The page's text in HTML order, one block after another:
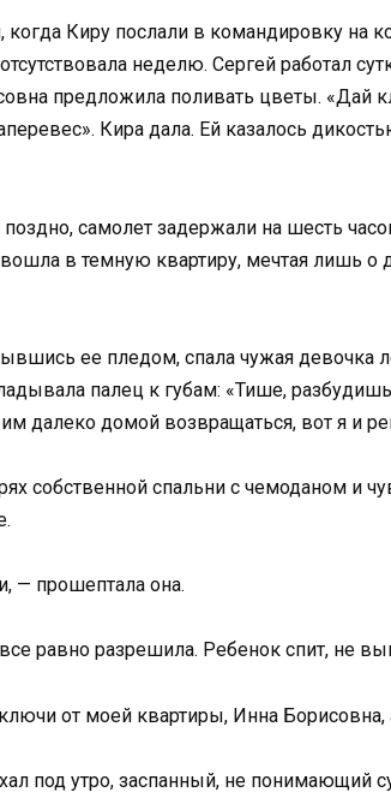
когда Киру послали в командировку на
неделю. Сергей работал
предложила поливать цветы. «Дай
Кира дала. Ей казалось
самолет задержали на шесть
в темную квартиру, мечтая лишь о
ее пледом, спала чужая девочка
палец к губам: «Тише,
далеко домой возвращаться, вот я и
собственной спальни с чемоданом и
— прошептала она.
равно разрешила. Ребенок спит, не
от моей квартиры, Инна
под утро, заспанный, не понимающий